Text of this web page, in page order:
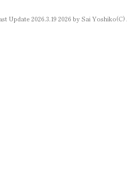
Update 2026.3.19 2026 by Sai Yoshiko